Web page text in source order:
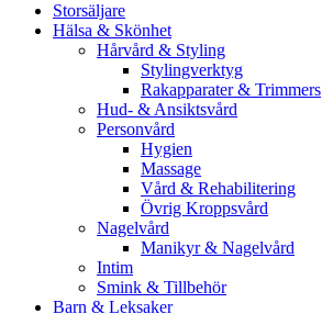
Storsäljare
Hälsa & Skönhet
Hårvård & Styling
Stylingverktyg
Rakapparater & Trimmers
Hud- & Ansiktsvård
Personvård
Hygien
Massage
Vård & Rehabilitering
Övrig Kroppsvård
Nagelvård
Manikyr & Nagelvård
Intim
Smink & Tillbehör
Barn & Leksaker